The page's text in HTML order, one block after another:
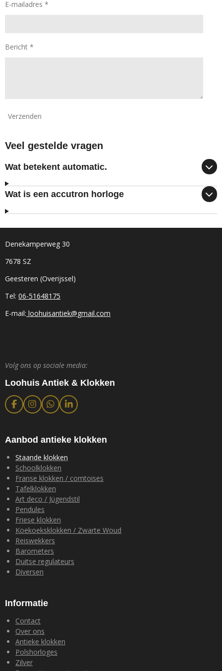
E-mailadres *
Bericht *
Verzenden
Veel gestelde vragen
Wat betekent automatic.
Wat is een accutron horloge
Denekamperweg 30
7678 SZ
Geesteren (Overijssel)
Tel: 06-51648175
E-mail: loohuisantiek@gmail.com
Volg ons op sociale media:
Loohuis Antiek & Klokken
F
a
b
o
k
I
n
a
r
a
m
W
h
s
p
p
L
i
e
Aanbod antieke klokken
Staande klokken
Schoolklokken
Franse klokken / comtoises
Tafelklokken
Art deco / Jügendstil
Pendules
Friese klokken
Koekoeksklokken / Zwarte Woud
Reiswekkers
Barometers
Duitse regulateurs
Diversen
Informatie
Contact
Over ons
Antieke klokken
Polshorloges
Zilver